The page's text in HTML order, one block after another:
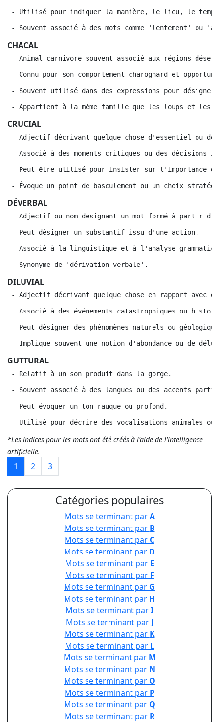
- Utilisé pour indiquer la manière, le lieu, le temps
- Souvent associé à des mots comme 'lentement' ou
CHACAL
- Animal carnivore souvent associé aux régions
- Connu pour son comportement charognard et
- Souvent utilisé dans des expressions pour désigner
- Appartient à la même famille que les loups et les
CRUCIAL
- Adjectif décrivant quelque chose d'essentiel ou
- Associé à des moments critiques ou des décisions
- Peut être utilisé pour insister sur l'importance
- Évoque un point de basculement ou un choix
DÉVERBAL
- Adjectif ou nom désignant un mot formé à partir
- Peut désigner un substantif issu d'une action.
- Associé à la linguistique et à l'analyse
- Synonyme de 'dérivation verbale'.
DILUVIAL
- Adjectif décrivant quelque chose en rapport avec
- Associé à des événements catastrophiques ou
- Peut désigner des phénomènes naturels ou
- Implique souvent une notion d'abondance ou de
GUTTURAL
- Relatif à un son produit dans la gorge.
- Souvent associé à des langues ou des accents
- Peut évoquer un ton rauque ou profond.
- Utilisé pour décrire des vocalisations animales ou
*Les indices pour les mots ont été créés à l'aide de l'intelligence
artificielle.
1 2 3
Catégories populaires
Mots se terminant parA
Mots se terminant par B
Mots se terminant par C
Mots se terminant par D
Mots se terminant par E
Mots se terminant par F
Mots se terminant par G
Mots se terminant par H
Mots se terminant parI
Mots se terminant par J
Mots se terminant par K
Mots se terminant par L
Mots se terminant par M
Mots se terminant par N
Mots se terminant par O
Mots se terminant par P
Mots se terminant par Q
Mots se terminant par R